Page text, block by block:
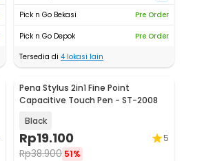
Pick n Go Bekasi
Pre Order
Pick n Go Depok
Pre Order
Tersedia di 4 lokasi lain
Pena Stylus 2in1 Fine Point
Capacitive Touch Pen - ST-2008
Black
Rp19.100
Rp38.900 51%
5